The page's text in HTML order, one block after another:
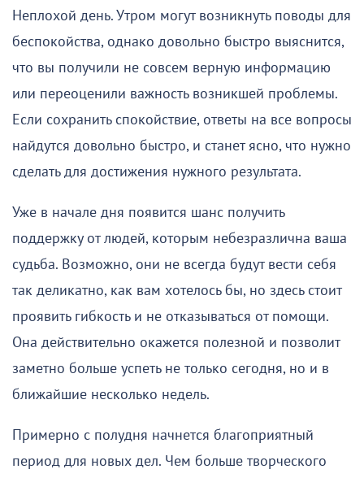
Неплохой день. Утром могут возникнуть поводы для
беспокойства, однако довольно быстро выяснится,
что вы получили не совсем верную информацию
или переоценили важность возникшей проблемы.
Если сохранить спокойствие, ответы на все вопросы
найдутся довольно быстро, и станет ясно, что нужно
сделать для достижения нужного результата.
Уже в начале дня появится шанс получить
поддержку от людей, которым небезразлична ваша
судьба. Возможно, они не всегда будут вести себя
так деликатно, как вам хотелось бы, но здесь стоит
проявить гибкость и не отказываться от помощи.
Она действительно окажется полезной и позволит
заметно больше успеть не только сегодня, но и в
ближайшие несколько недель.
Примерно с полудня начнется благоприятный
период для новых дел. Чем больше творческого